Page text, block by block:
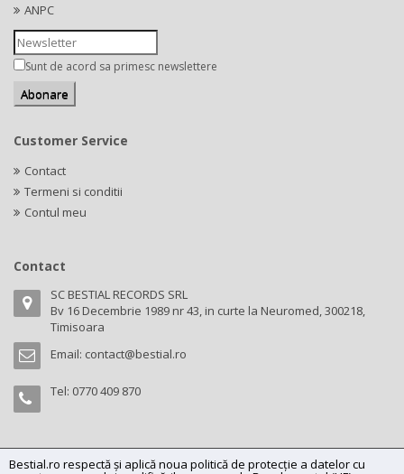
Bestial.ro respectă și aplică noua politică de protecție a datelor cu
ANPC
Sunt de acord sa primesc newslettere
Customer Service
Contact
Termeni si conditii
Contul meu
Contact
SC BESTIAL RECORDS SRL
Bv 16 Decembrie 1989 nr 43, in curte la Neuromed, 300218,
Timisoara
Email: contact@bestial.ro
Tel: 0770 409 870
Copyright (C) 2026bestial.ro -All rights reserved.